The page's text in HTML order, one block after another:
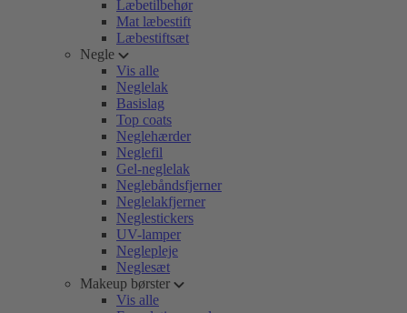
Læbetilbehør
Mat læbestift
Læbestiftsæt
Negle
Vis alle
Neglelak
Basislag
Top coats
Neglehærder
Neglefil
Gel-neglelak
Neglebåndsfjerner
Neglelakfjerner
Neglestickers
UV-lamper
Neglepleje
Neglesæt
Makeup børster
Vis alle